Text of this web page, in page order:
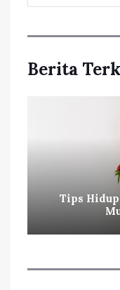
Berita
Tips